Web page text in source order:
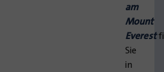
am
Mount
Everest
Sie
in